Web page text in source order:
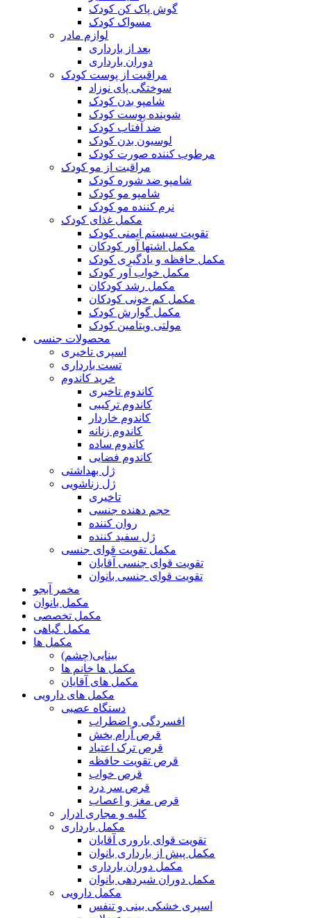
گوش پاک کن کودک
مسواک کودک
لوازم مادر
بعد از بارداری
دوران بارداری
مراقبت از پوست کودک
سوختگی پای نوزاد
شامپو بدن کودک
شوینده پوست کودک
ضد آفتاب کودک
لوسیون بدن کودک
مرطوب کننده صورت کودک
مراقبت از مو کودک
شامپو ضد شوره کودک
شامپو مو کودک
نرم کننده مو کودک
مکمل غذای کودک
تقویت سیستم ایمنی کودک
مکمل اشتها آور کودکان
مکمل حافظه و یادگیری کودک
مکمل خواب آور کودک
مکمل رشد کودکان
مکمل کم خونی کودکان
مکمل گوارش کودک
مولتی ویتامین کودک
محصولات جنسی
اسپری تاخیری
تست بارداری
خرید کاندوم
کاندوم تاخیری
کاندوم ترکیبی
کاندوم خاردار
کاندوم زنانه
کاندوم ساده
کاندوم فضایی
ژل بهداشتی
ژل زناشویی
تاخیری
حجم دهنده جنسی
روان کننده
ژل سفید کننده
مکمل تقویت قوای جنسی
تقویت قوای جنسی آقایان
تقویت قوای جنسی بانوان
مخمر آبجو
مکمل بانوان
مکمل تخصصی
مکمل گیاهی
مکمل ها
بینایی(چشم)
مکمل ها خانم ها
مکمل های آقایان
مکمل های دارویی
دستگاه عصبی
افسردگی و اضطراب
قرص آرام بخش
قرص ترک اعتیاد
قرص تقویت حافظه
قرص خواب
قرص سر درد
قرص مغز و اعصاب
کلیه و مجاری ادرار
مکمل بارداری
تقویت قوای باروری آقایان
مکمل پیش از بارداری بانوان
مکمل دوران بارداری
مکمل دوران شیردهی بانوان
مکمل دارویی
اسپری خشکی بینی و تنفس